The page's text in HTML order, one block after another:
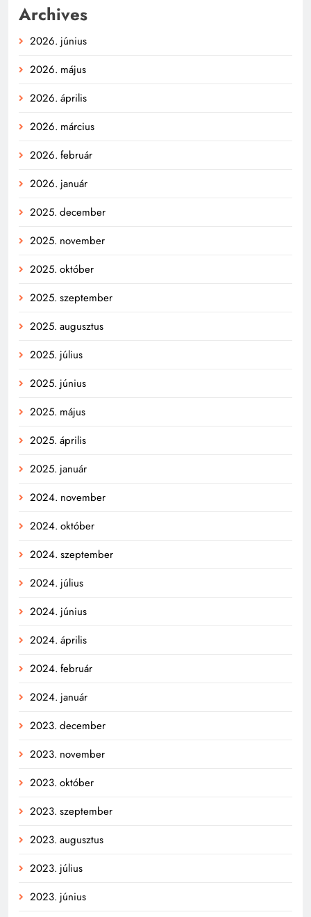
Archives
2026. június
2026. május
2026. április
2026. március
2026. február
2026. január
2025. december
2025. november
2025. október
2025. szeptember
2025. augusztus
2025. július
2025. június
2025. május
2025. április
2025. január
2024. november
2024. október
2024. szeptember
2024. július
2024. június
2024. április
2024. február
2024. január
2023. december
2023. november
2023. október
2023. szeptember
2023. augusztus
2023. július
2023. június